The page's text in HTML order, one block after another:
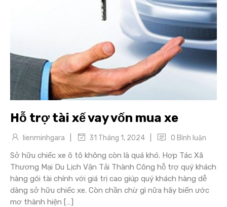
Hỗ trợ tài xế vay vốn mua xe
lienminhgara 31 Tháng 1, 2024 0 Bình luận
Sở hữu chiếc xe ô tô không còn là quá khó. Hợp Tác Xã
Thương Mại Du Lịch Vận Tải Thành Công hỗ trợ quý khách
hàng gói tài chính với giá trị cao giúp quý khách hàng dễ
dàng sở hữu chiếc xe. Còn chần chừ gì nữa hãy biến ước
mơ thành hiện […]